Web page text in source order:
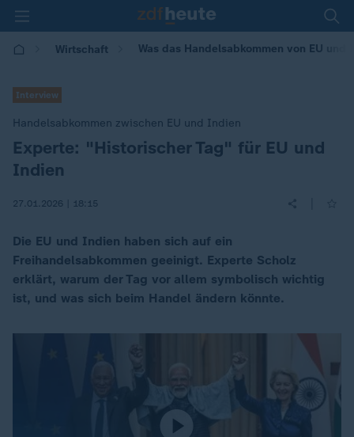
Wirtschaft Was das Handelsabkommen von EU
Interview
Handelsabkommen zwischen EU und Indien
:Experte: "Historischer Tag" für EU und
Indien
27.01.2026 | 18:15
Die EU und Indien haben sich auf ein
Freihandelsabkommen geeinigt. Experte Scholz
erklärt, warum der Tag vor allem symbolisch wichtig
ist, und was sich beim Handel ändern könnte.